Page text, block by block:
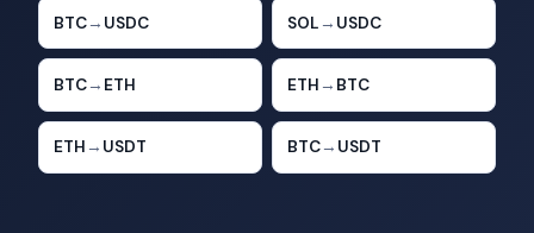
BTC→ USDC SOL → USDC
BTC→ ETH ETH → BTC
ETH → USDT BTC→ USDT